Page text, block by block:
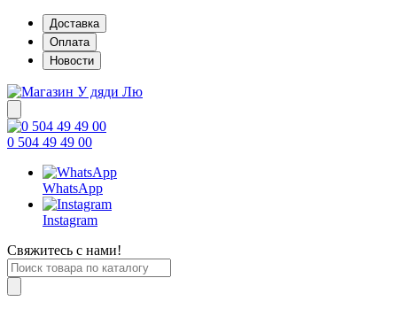
Доставка
Оплата
Новости
0 504 49 49 00
WhatsApp
Instagram
Свяжитесь с нами!